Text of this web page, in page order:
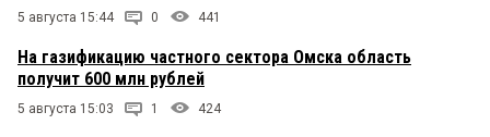
5 августа 15:44 0 441
На газификацию частного сектора Омска область
получит 600 млн рублей
5 августа 15:03 1 424